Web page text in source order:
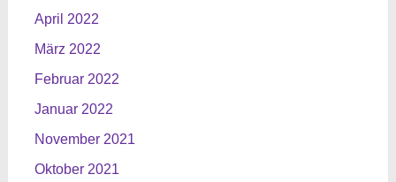
April 2022
März 2022
Februar 2022
Januar 2022
November 2021
Oktober 2021